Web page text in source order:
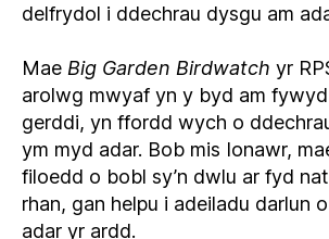
delfrydol i ddechrau dysgu am
Mae Big Garden Birdwatch yr
arolwg mwyaf yn y byd am
gerddi, yn ffordd wych o
ym myd adar. Bob mis Ionawr,
filoedd o bobl sy’n dwlu ar fyd
rhan, gan helpu i adeiladu darlun
adar yr ardd.